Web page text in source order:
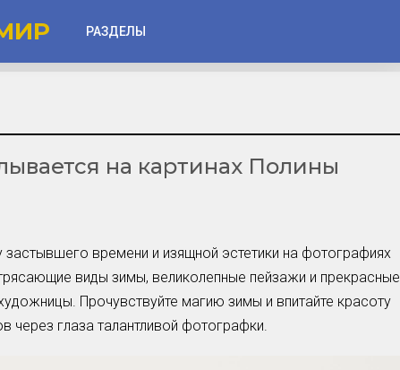
РАЗДЕЛЫ
Губы
Частые вопросы
Советы новичкам
Шоу-Бизнес и Гламур
на картинах Полины
времени и изящной эстетики на фотографиях
виды зимы, великолепные пейзажи и прекрасные
Прочувствуйте магию зимы и впитайте красоту
через глаза талантливой фотографки.